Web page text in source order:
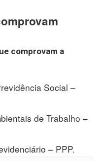
comprovam a
Social –
de Trabalho –
– PPP.